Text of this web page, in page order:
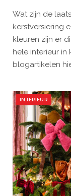
Wat zijn de
kerstversiering
kleuren zijn er
hele interieur in
blogartikelen
INTERIEUR